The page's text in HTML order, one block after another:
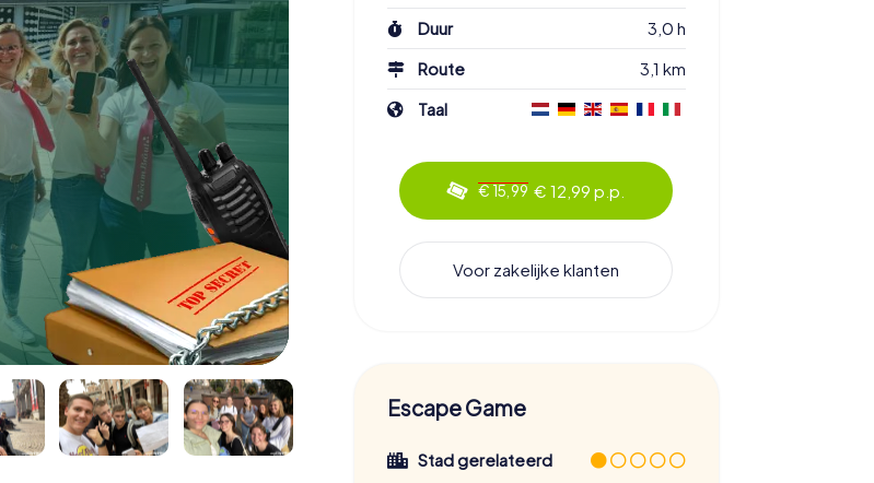
Duur
3,0 h
Route
3,1 km
Taal
€ 15,99 € 12,99 p.p.
Voor zakelijke klanten
Escape Game
Stad gerelateerd